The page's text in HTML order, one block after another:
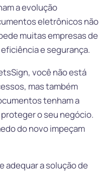
a evolução
eletrônicos não
muitas empresas de
e segurança.
você não está
mas também
tenham a
o seu negócio.
do novo impeçam
adequar a solução de